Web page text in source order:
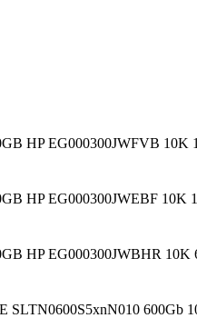
HP EG000300JWFVB 10K
HP EG000300JWEBF 10K
HP EG000300JWBHR 10K
SLTN0600S5xnN010 600Gb